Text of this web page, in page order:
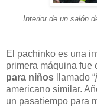
Interior de un salón
El pachinko es una
primera máquina fue
para niños llamado “
americano similar.
un pasatiempo para